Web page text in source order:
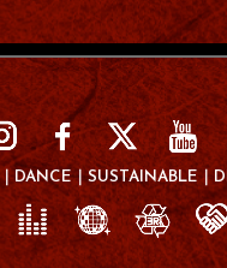
DANCE SUSTAINABLE